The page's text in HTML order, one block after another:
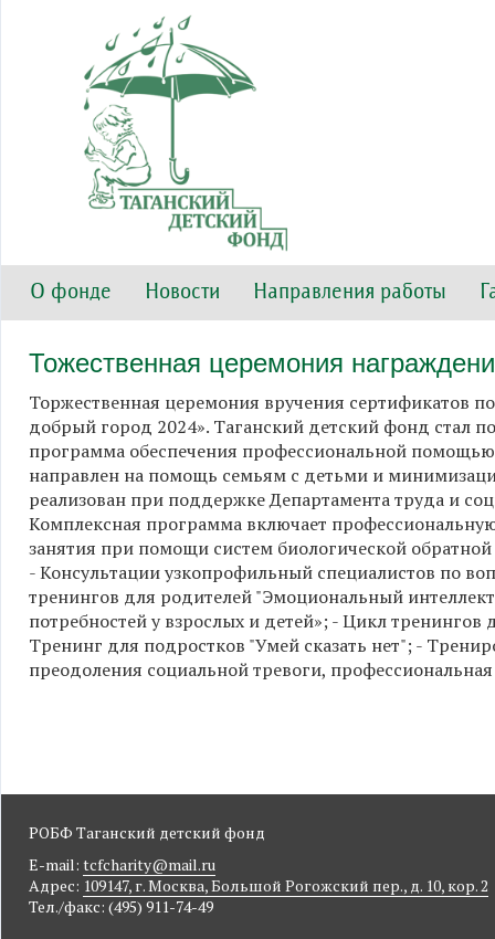
О фонде Новости Направления работы
Тожественная церемония
Торжественная церемония вручения сертификатов
добрый город 2024». Таганский детский фонд стал
программа обеспечения профессиональной
направлен на помощь семьям с детьми и
реализован при поддержке Департамента труда и
Комплексная программа включает
занятия при помощи систем биологической
- Консультации узкопрофильный специалистов по
тренингов для родителей "Эмоциональный
потребностей у взрослых и детей»; - Цикл
Тренинг для подростков "Умей сказать нет"; -
преодоления социальной тревоги,
РОБФ Таганский детский фонд
E-mail: tcfcharity@mail.ru
Адрес: 109147, г. Москва, Большой Рогожский пер., д. 10, кор. 2
Тел./факс: (495) 911-74-49